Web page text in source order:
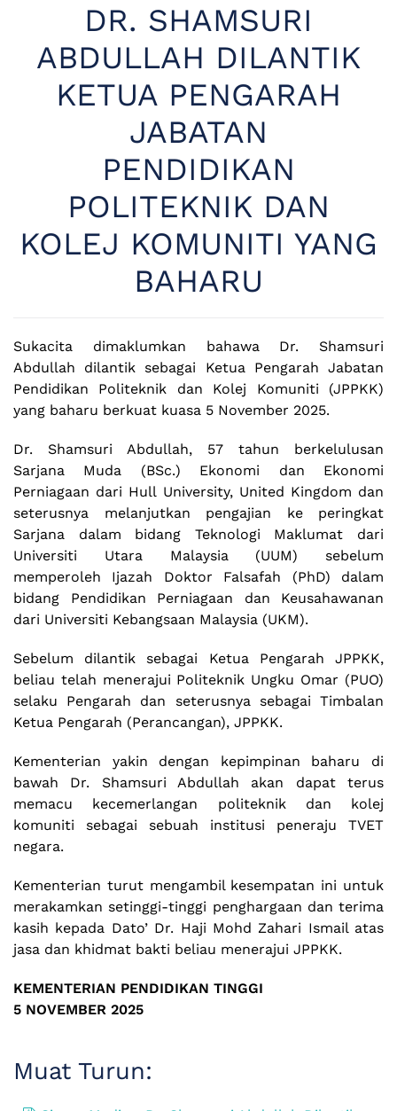
DR. SHAMSURI
ABDULLAH DILANTIK
KETUA PENGARAH
JABATAN
PENDIDIKAN
POLITEKNIK DAN
KOLEJ KOMUNITI YANG
BAHARU
Sukacita dimaklumkan bahawa Dr. Shamsuri
Abdullah dilantik sebagai Ketua Pengarah Jabatan
Pendidikan Politeknik dan Kolej Komuniti (JPPKK)
yang baharu berkuat kuasa 5 November 2025.
Dr. Shamsuri Abdullah, 57 tahun berkelulusan
Sarjana Muda (BSc.) Ekonomi dan Ekonomi
Perniagaan dari Hull University, United Kingdom dan
seterusnya melanjutkan pengajian ke peringkat
Sarjana dalam bidang Teknologi Maklumat dari
Universiti Utara Malaysia (UUM) sebelum
memperoleh Ijazah Doktor Falsafah (PhD) dalam
bidang Pendidikan Perniagaan dan Keusahawanan
dari Universiti Kebangsaan Malaysia (UKM).
Sebelum dilantik sebagai Ketua Pengarah JPPKK,
beliau telah menerajui Politeknik Ungku Omar (PUO)
selaku Pengarah dan seterusnya sebagai Timbalan
Ketua Pengarah (Perancangan), JPPKK.
Kementerian yakin dengan kepimpinan baharu di
bawah Dr. Shamsuri Abdullah akan dapat terus
memacu kecemerlangan politeknik dan kolej
komuniti sebagai sebuah institusi peneraju TVET
negara.
Kementerian turut mengambil kesempatan ini untuk
merakamkan setinggi-tinggi penghargaan dan terima
kasih kepada Dato’ Dr. Haji Mohd Zahari Ismail atas
jasa dan khidmat bakti beliau menerajui JPPKK.
KEMENTERIAN PENDIDIKAN TINGGI
5 NOVEMBER 2025
Muat Turun: